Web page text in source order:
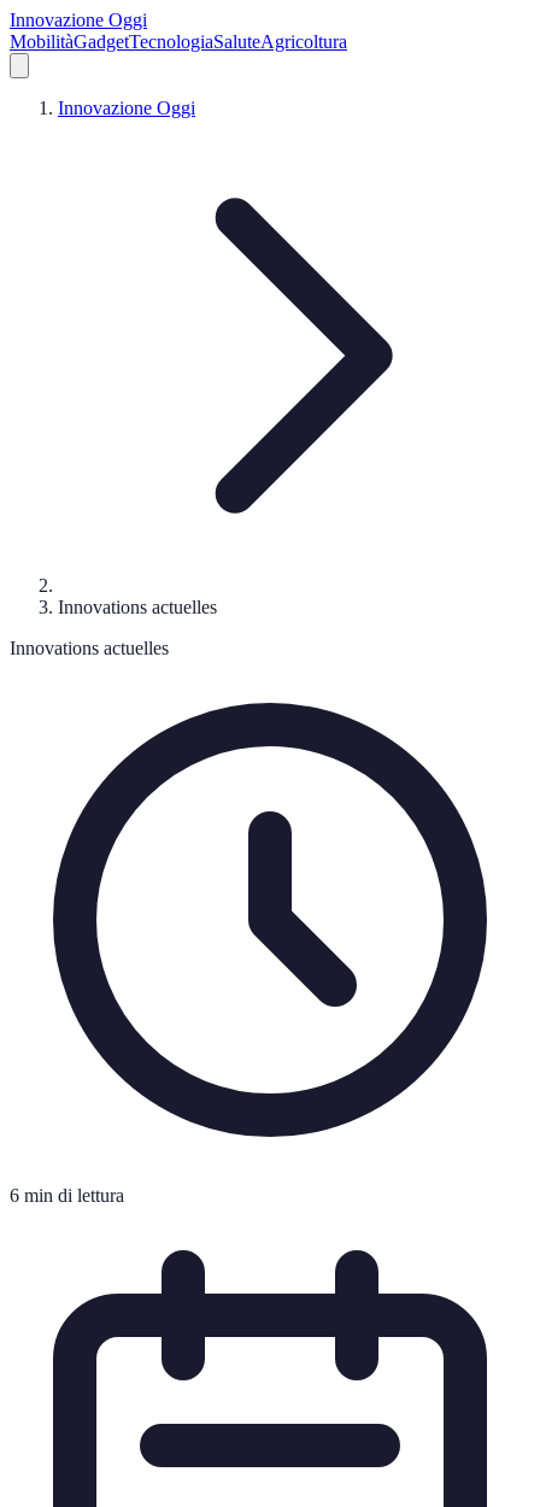
Innovazione Oggi
MobilitàGadgetTecnologiaSaluteAgricoltura
Innovazione Oggi
Innovations actuelles
Innovations actuelles
6 min di lettura